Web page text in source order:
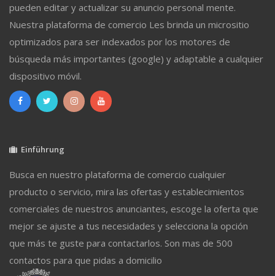
pueden editar y actualizar su anuncio personal mente.
Nuestra plataforma de comercio Les brinda un micrositio
optimizados para ser indexados por los motores de
búsqueda más importantes (google) y adaptable a cualquier
dispositivo móvil.
Einführung
Busca en nuestro plataforma de comercio cualquier
producto o servicio, mira las ofertas y establecimientos
comerciales de nuestros anunciantes, escoge la oferta que
mejor se ajuste a tus necesidades y selecciona la opción
que más te guste para contactarlos. Son mas de 500
contactos para que pidas a domicilio